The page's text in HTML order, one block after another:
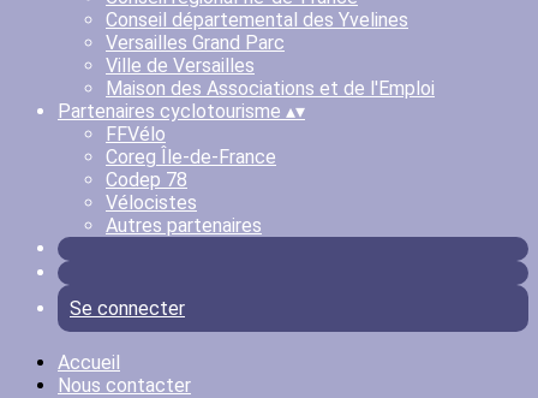
Conseil départemental des Yvelines
Versailles Grand Parc
Ville de Versailles
Maison des Associations et de l'Emploi
Partenaires cyclotourisme ▴▾
FFVélo
Coreg Île-de-France
Codep 78
Vélocistes
Autres partenaires
Se connecter
Accueil
Nous contacter